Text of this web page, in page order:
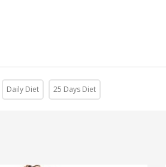
Daily Diet 25 Days Diet